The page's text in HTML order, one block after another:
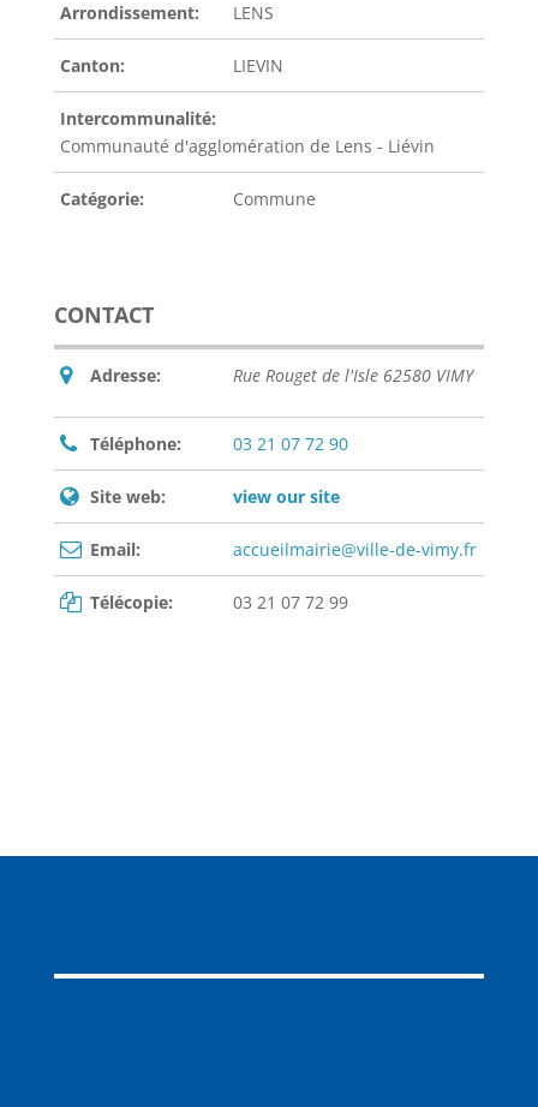
Arrondissement: LENS
Canton: LIEVIN
Intercommunalité:
Communauté d'agglomération de Lens - Liévin
Catégorie: Commune
CONTACT
Adresse: Rue Rouget de l'Isle 62580 VIMY
Téléphone: 03 21 07 72 90
Site web: view our site
Email: accueilmairie@ville-de-vimy.fr
Télécopie: 03 21 07 72 99